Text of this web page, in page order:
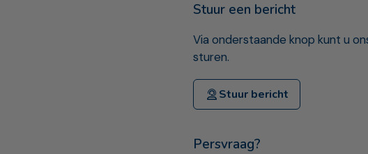
Stuur een bericht
Via onderstaande knop kunt u
sturen.
Stuur bericht
Persvraag?